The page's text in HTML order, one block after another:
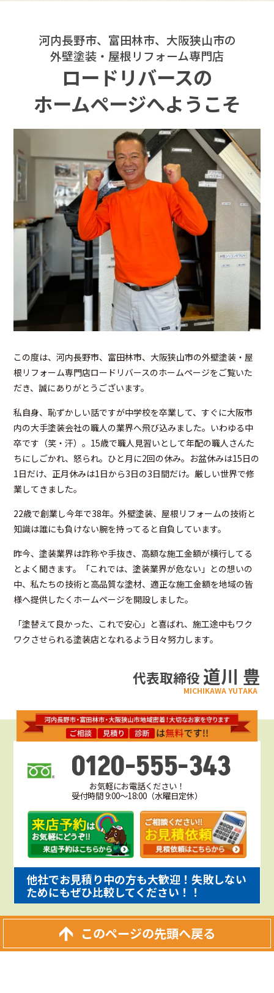
河内長野市、富田林市、大阪狭山市の
外壁塗装・屋根リフォーム専門店
ロードリバースの
ホームページへようこそ
この度は、河内長野市、富田林市、大阪狭山市の外壁塗装・屋
根リフォーム専門店ロードリバースのホームページをご覧いた
だき、誠にありがとうございます。
私自身、恥ずかしい話ですが中学校を卒業して、すぐに大阪市
内の大手塗装会社の職人の業界へ飛び込みました。いわゆる中
卒です（笑・汗）。 15歳で職人見習いとして年配の職人さんた
ちにしごかれ、怒られ。ひと月に2回の休み。お盆休みは15日の
1日だけ、正月休みは1日から3日の3日間だけ。厳しい世界で修
業してきました。
22歳で創業し今年で38年。外壁塗装、屋根リフォームの技術と
知識は誰にも負けない腕を持ってると自負しています。
昨今、塗装業界は詐称や手抜き、高額な施工金額が横行してる
とよく聞きます。「これでは、塗装業界が危ない」との想いの
中、私たちの技術と高品質な塗材、適正な施工金額を地域の皆
様へ提供したくホームページを開設しました。
「塗替えて良かった、これで安心」と喜ばれ、施工途中もワク
ワクさせられる塗装店となれるよう日々努力します。
代表取締役 道川 豊
MICHIKAWA YUTAKA
0120-555-343
お気軽にお電話ください！
受付時間 9:00～18:00（水曜日定休）
他社でお見積り中の方も大歓迎！失敗しない
ためにもぜひ比較してください！！
このページの先頭へ戻る